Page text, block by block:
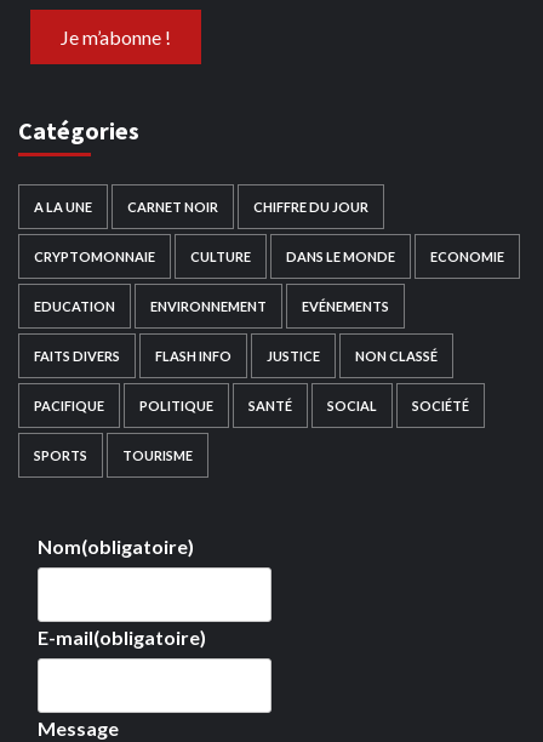
Catégories
A LA UNE CARNET NOIR CHIFFRE DU JOUR
CRYPTOMONNAIE CULTURE DANS LE MONDE ECONOMIE
EDUCATION ENVIRONNEMENT EVÉNEMENTS
FAITS DIVERS FLASH INFO JUSTICE NON CLASSÉ
PACIFIQUE POLITIQUE SANTÉ SOCIAL SOCIÉTÉ
SPORTS TOURISME
Nom(obligatoire)
E-mail(obligatoire)
Message